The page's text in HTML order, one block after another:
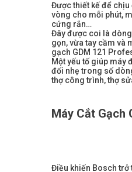
Được thiết kế để chịu
vòng cho mỗi phút,
cứng rắn…
Đây được coi là
gọn, vừa tay cầm và
gạch GDM 121
Một yếu tố giúp
đối nhẹ trong số
thợ công trình, thợ
Máy Cắt Gạch
Điều khiến Bosch trở